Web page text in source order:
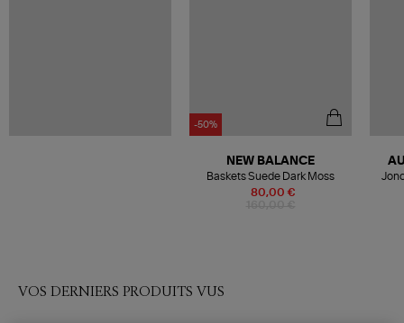
-50%
80,00 €
NEW BALANCE
Baskets Suede Dark Moss
VOS DERNIERS PRODUITS VUS